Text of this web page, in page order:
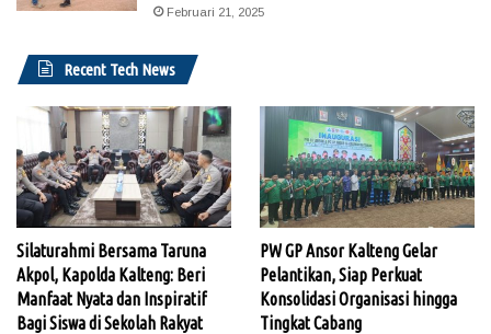
Februari 21, 2025
Recent Tech News
Silaturahmi Bersama Taruna
Akpol, Kapolda Kalteng: Beri
Manfaat Nyata dan Inspiratif
Bagi Siswa di Sekolah Rakyat
PW GP Ansor Kalteng Gelar
Pelantikan, Siap Perkuat
Konsolidasi Organisasi hingga
Tingkat Cabang